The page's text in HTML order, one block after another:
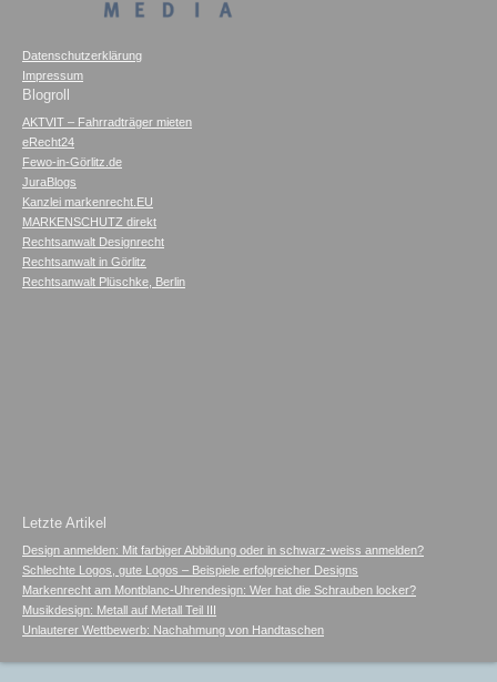
Datenschutzerklärung
Impressum
Blogroll
AKTVIT – Fahrradträger mieten
eRecht24
Fewo-in-Görlitz.de
JuraBlogs
Kanzlei markenrecht.EU
MARKENSCHUTZ direkt
Rechtsanwalt Designrecht
Rechtsanwalt in Görlitz
Rechtsanwalt Plüschke, Berlin
Letzte Artikel
Design anmelden: Mit farbiger Abbildung oder in schwarz-weiss anmelden?
Schlechte Logos, gute Logos – Beispiele erfolgreicher Designs
Markenrecht am Montblanc-Uhrendesign: Wer hat die Schrauben locker?
Musikdesign: Metall auf Metall Teil III
Unlauterer Wettbewerb: Nachahmung von Handtaschen